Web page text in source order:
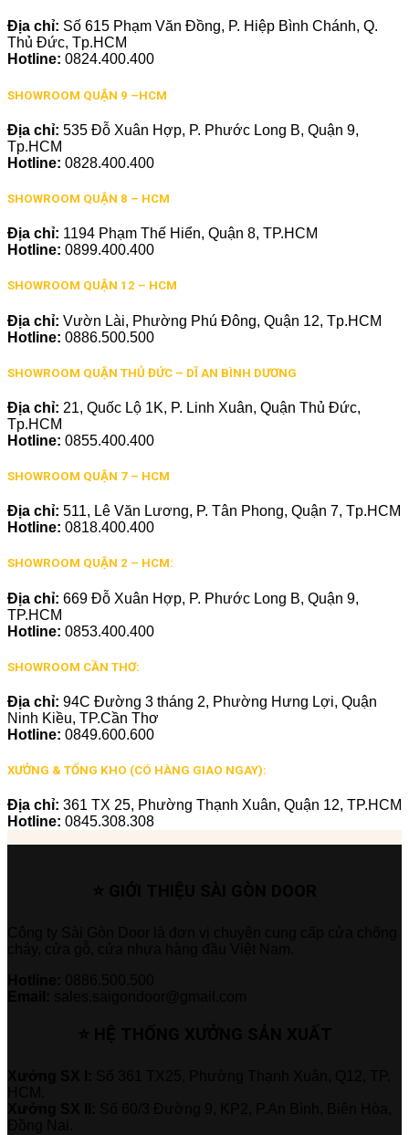
Địa chỉ: Số 615 Phạm Văn Đồng, P. Hiệp Bình Chánh, Q.
Thủ Đức, Tp.HCM
Hotline: 0824.400.400
SHOWROOM QUẬN 9 –HCM
Địa chỉ: 535 Đỗ Xuân Hợp, P. Phước Long B, Quận 9,
Tp.HCM
Hotline: 0828.400.400
SHOWROOM QUẬN 8 – HCM
Địa chỉ: 1194 Phạm Thế Hiển, Quận 8, TP.HCM
Hotline: 0899.400.400
SHOWROOM QUẬN 12 – HCM
Địa chỉ: Vườn Lài, Phường Phú Đông, Quận 12, Tp.HCM
Hotline: 0886.500.500
SHOWROOM QUẬN THỦ ĐỨC – DĨ AN BÌNH DƯƠNG
Địa chỉ: 21, Quốc Lộ 1K, P. Linh Xuân, Quận Thủ Đức,
Tp.HCM
Hotline: 0855.400.400
SHOWROOM QUẬN 7 – HCM
Địa chỉ: 511, Lê Văn Lương, P. Tân Phong, Quận 7, Tp.HCM
Hotline: 0818.400.400
SHOWROOM QUẬN 2 – HCM:
Địa chỉ: 669 Đỗ Xuân Hợp, P. Phước Long B, Quận 9,
TP.HCM
Hotline: 0853.400.400
SHOWROOM CẦN THƠ:
Địa chỉ: 94C Đường 3 tháng 2, Phường Hưng Lợi, Quận
Ninh Kiều, TP.Cần Thơ
Hotline: 0849.600.600
XƯỞNG & TỔNG KHO (CÓ HÀNG GIAO NGAY):
Địa chỉ: 361 TX 25, Phường Thạnh Xuân, Quận 12, TP.HCM
Hotline: 0845.308.308